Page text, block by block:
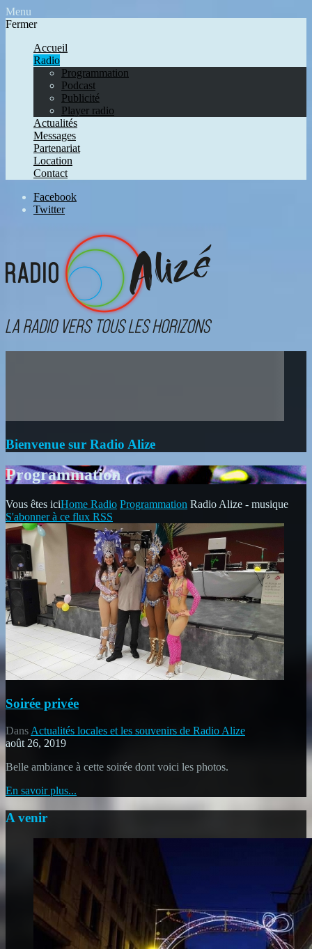
Menu
Fermer
Accueil
Radio
Programmation
Podcast
Publicité
Player radio
Actualités
Messages
Partenariat
Location
Contact
Facebook
Twitter
Bienvenue sur Radio Alize
Programmation
Vous êtes iciHome Radio Programmation Radio Alize - musique
S'abonner à ce flux RSS
Soirée privée
Dans Actualités locales et les souvenirs de Radio Alize
août 26, 2019
Belle ambiance à cette soirée dont voici les photos.
En savoir plus...
A venir